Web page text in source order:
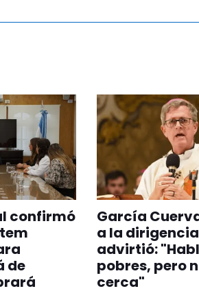
confirmó
de
García
a la
advirtió:
pobres, pero
cerca"